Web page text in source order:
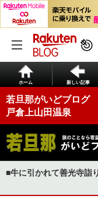
ホーム 新しい記事
若旦那がいどブログ
戸倉上山田温泉
■牛に引かれて善光寺詣り